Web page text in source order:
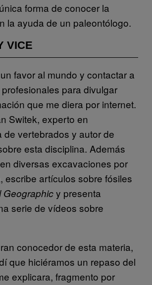
forma de conocer la
la ayuda de un paleontólogo.
VICE
favor al mundo y contactar a
para divulgar
que me diera por internet.
Switek, experto en
de vertebrados y autor de
esta disciplina. Además
diversas excavaciones por
escribe artículos sobre fósiles
Geographicy presenta
serie de vídeos sobre
conocedor de esta materia,
que hiciéramos un repaso del
explicara, fragmento por